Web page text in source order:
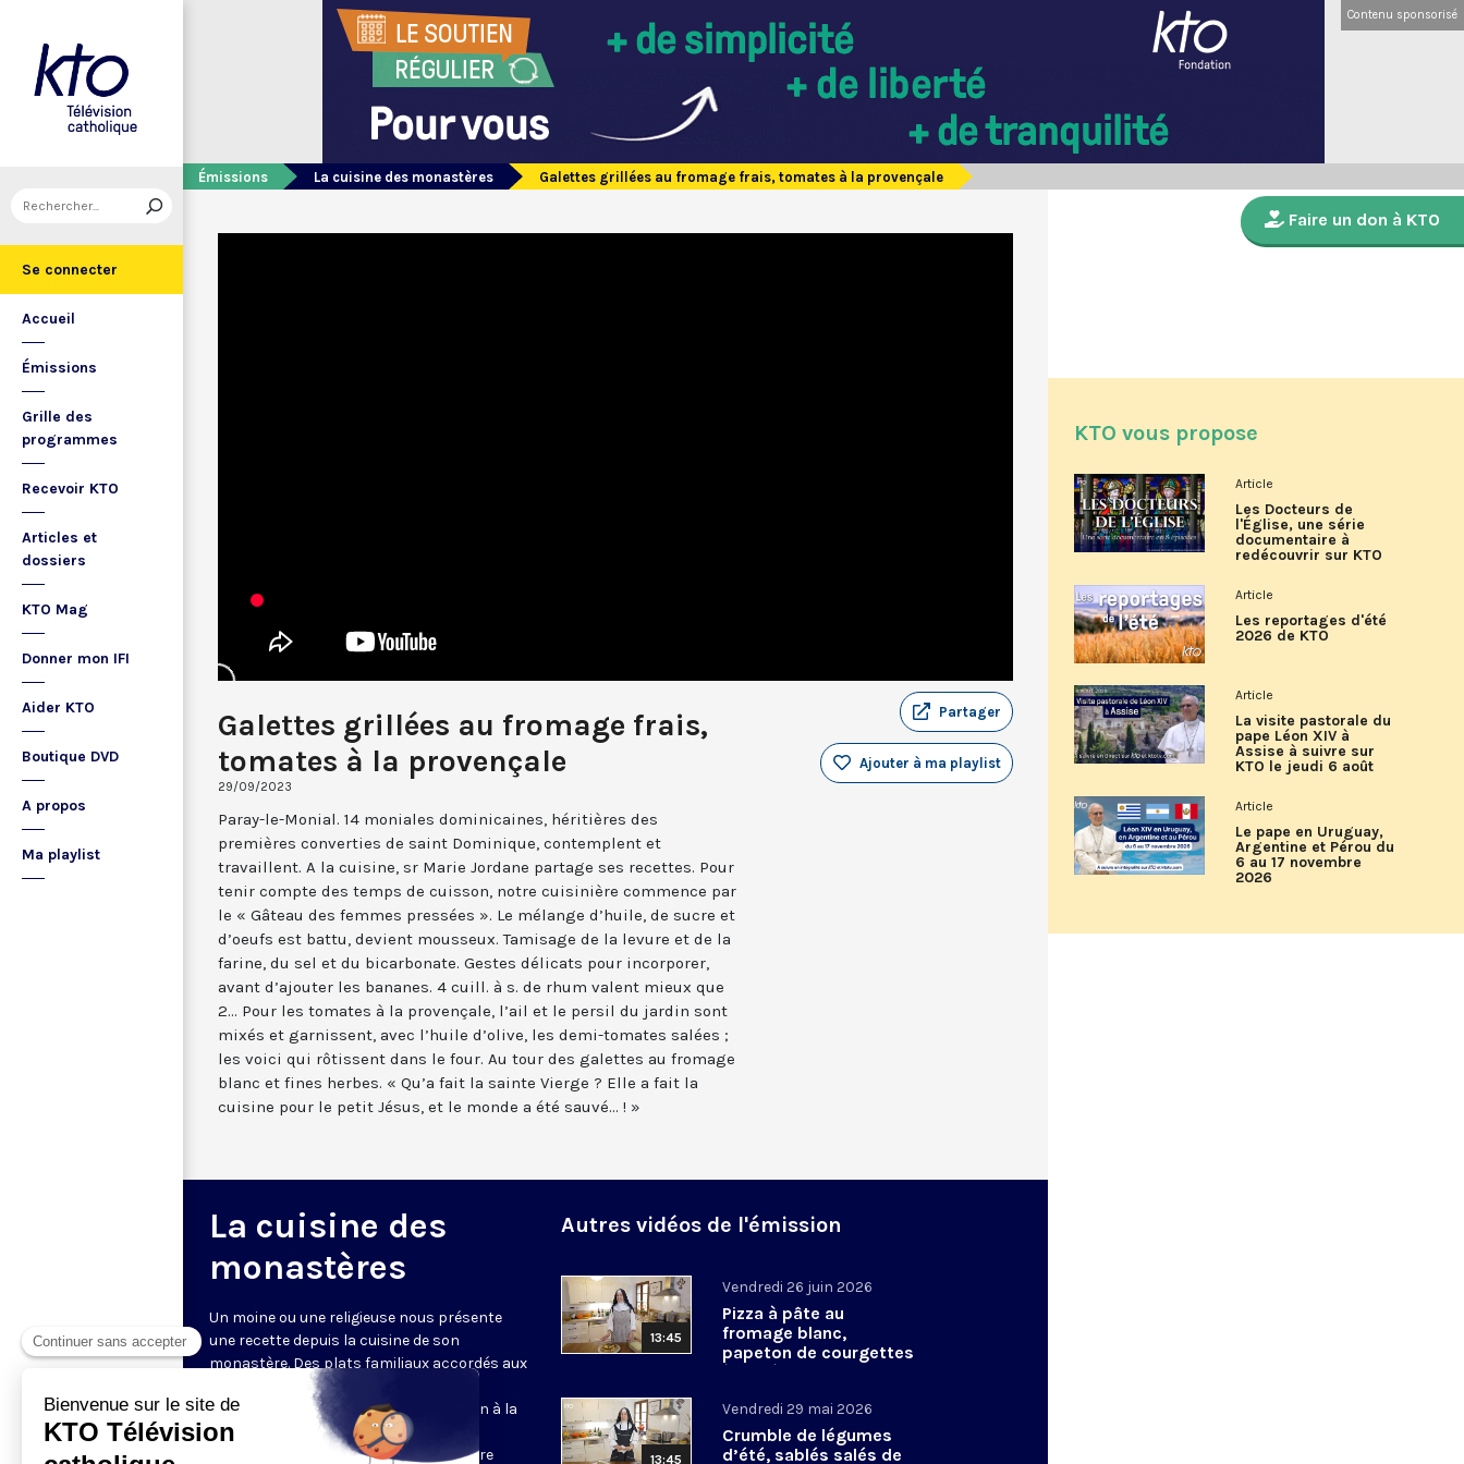
Se connecter
Accueil
Émissions
Grille des
programmes
Recevoir KTO
Articles et
dossiers
KTO Mag
Donner mon IFI
Aider KTO
Boutique DVD
A propos
Ma playlist
Contenu sponsorisé
Émissions La cuisine des monastères Galettes grillées au fromage frais, tomates à la provençale
Galettes grillées au fromage frais,
tomates à la provençale
29/09/2023
Partager
Ajouter à ma playlist
Paray-le-Monial. 14 moniales dominicaines, héritières des
premières converties de saint Dominique, contemplent et
travaillent. A la cuisine, sr Marie Jordane partage ses recettes. Pour
tenir compte des temps de cuisson, notre cuisinière commence par
le « Gâteau des femmes pressées ». Le mélange d’huile, de sucre et
d’oeufs est battu, devient mousseux. Tamisage de la levure et de la
farine, du sel et du bicarbonate. Gestes délicats pour incorporer,
avant d’ajouter les bananes. 4 cuill. à s. de rhum valent mieux que
2... Pour les tomates à la provençale, l’ail et le persil du jardin sont
mixés et garnissent, avec l’huile d’olive, les demi-tomates salées ;
les voici qui rôtissent dans le four. Au tour des galettes au fromage
blanc et fines herbes. « Qu’a fait la sainte Vierge ? Elle a fait la
cuisine pour le petit Jésus, et le monde a été sauvé... ! »
La cuisine des
monastères
Un moine ou une religieuse nous présente
une recette depuis la cuisine de son
monastère. Des plats familiaux accordés aux
saisons et même au temps liturgique.
L’occasion de parler aussi de la relation à la
nourriture, et du sens donné à sa
préparation... Et une recette à reproduire
Autres vidéos de l'émission
13:45
Vendredi 26 juin 2026
Pizza à pâte au
fromage blanc,
papeton de courgettes
à la crème
13:45
Vendredi 29 mai 2026
Crumble de légumes
d’été, sablés salés de
Faire un don à KTO
KTO vous propose
Article
Les Docteurs de
l'Église, une série
documentaire à
redécouvrir sur KTO
Article
Les reportages d'été
2026 de KTO
Article
La visite pastorale du
pape Léon XIV à
Assise à suivre sur
KTO le jeudi 6 août
Article
Le pape en Uruguay,
Argentine et Pérou du
6 au 17 novembre
2026